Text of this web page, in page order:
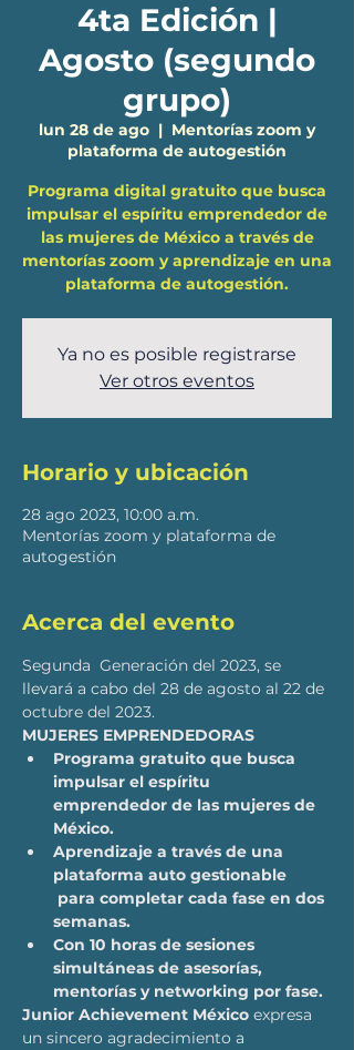
4ta Edición |
Agosto (segundo
grupo)
lun 28 de ago
  |
Mentorías zoom y
plataforma de autogestión
Programa digital gratuito que busca
impulsar el espíritu emprendedor de
las mujeres de México a través de
mentorías zoom y aprendizaje en una
plataforma de autogestión.
Ya no es posible registrarse
Ver otros eventos
Horario y ubicación
28 ago 2023, 10:00 a.m.
Mentorías zoom y plataforma de
autogestión
Acerca del evento
Segunda  Generación del 2023, se
llevará a cabo del 28 de agosto al 22 de
octubre del 2023.
MUJERES EMPRENDEDORAS
Programa gratuito que busca
impulsar el espíritu
emprendedor de las mujeres de
México.
Aprendizaje a través de una
plataforma auto gestionable
para completar cada fase en dos
semanas.
Con 10 horas de sesiones
simultáneas de asesorías,
mentorías y networking por fase.
Junior Achievement México expresa
un sincero agradecimiento a